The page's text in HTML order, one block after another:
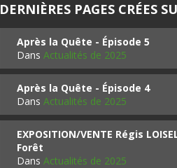
DERNIÈRES PAGES CRÉES
Après la Quête - Épisode 5
Dans Actualités de 2025
Après la Quête - Épisode 4
Dans Actualités de 2025
EXPOSITION/VENTE Régis
Forêt
Dans Actualités de 2025